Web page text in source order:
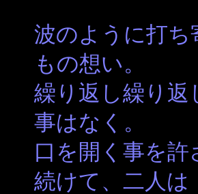
波のように打
もの想い。
繰り返し繰り返
事はなく。
口を開く事を
続けて、二人は